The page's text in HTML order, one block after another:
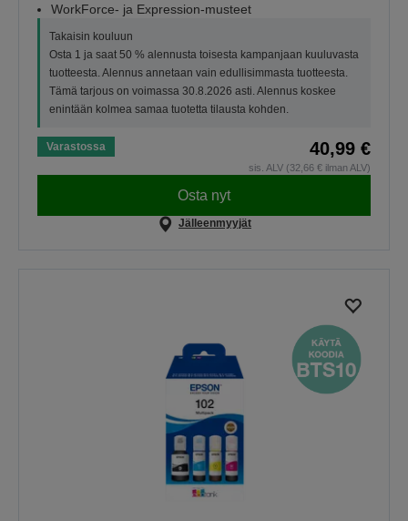
WorkForce- ja Expression-musteet
Takaisin kouluun
Osta 1 ja saat 50 % alennusta toisesta kampanjaan kuuluvasta
tuotteesta. Alennus annetaan vain edullisimmasta tuotteesta.
Tämä tarjous on voimassa 30.8.2026 asti. Alennus koskee
enintään kolmea samaa tuotetta tilausta kohden.
Varastossa 40,99 €
sis. ALV (32,66 € ilman ALV)
Osta nyt
Jälleenmyyjät